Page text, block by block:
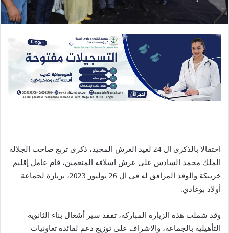
احتفالا بالذكرى ال 24 لعيد العرش المجيد، ذكرى تربع صاحب الجلالة
الملك محمد السادس على عرش اسلافه المنعمين، قام عامل إقليم
خريبكة والوفد المرافق له في ال 26 يوليوز 2023، بزيارة لجماعة
أولاد بوغادي.
وقد شملت هذه الزيارة المباركة، تفقد سير أشغال بناء الثانوية
التأهيلية بالجماعة، والاشراف على توزيع دعم لفائدة تعاونيات